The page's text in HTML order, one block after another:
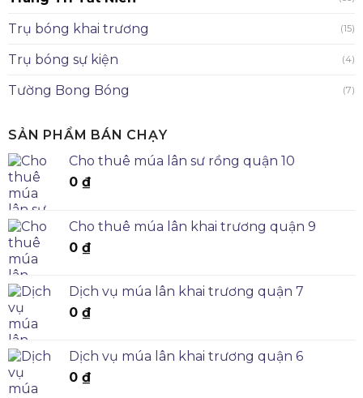
Trụ bóng khai trương (15)
Trụ bóng sự kiện (4)
Tường Bong Bóng (7)
SẢN PHẨM BÁN CHẠY
Cho thuê múa lân sư rồng quận 10
0 ₫
Cho thuê múa lân khai trương quận 9
0 ₫
Dịch vụ múa lân khai trương quận 7
0 ₫
Dịch vụ múa lân khai trương quận 6
0 ₫